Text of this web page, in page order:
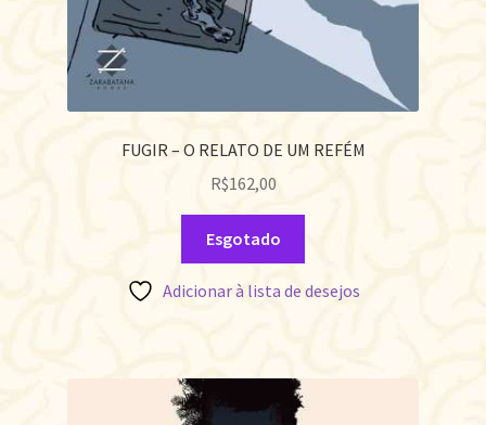
FUGIR – O RELATO DE UM REFÉM
R$162,00
Esgotado
Adicionar à lista de desejos